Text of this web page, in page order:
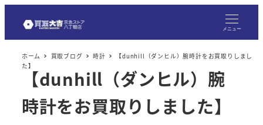
メニュー
ホーム 買取ブログ 時計
【dunhill（ダンヒル）腕時計をお買取りしまし
た】
【dunhill（ダンヒル）腕
時計をお買取りしました】